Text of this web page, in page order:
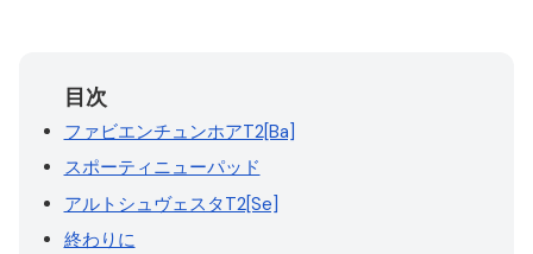
ファビエンチュンホアT2[Ba]
スポーティニューパッド
アルトシュヴェスタT2[Se]
終わりに